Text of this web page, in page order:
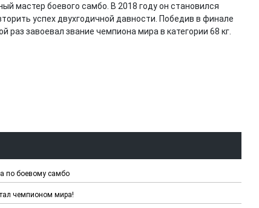
мастер боевого самбо. В 2018 году он становился
успех двухгодичной давности. Победив в финале
завоевал звание чемпиона мира в категории 68 кг.
по боевому самбо
чемпионом мира!